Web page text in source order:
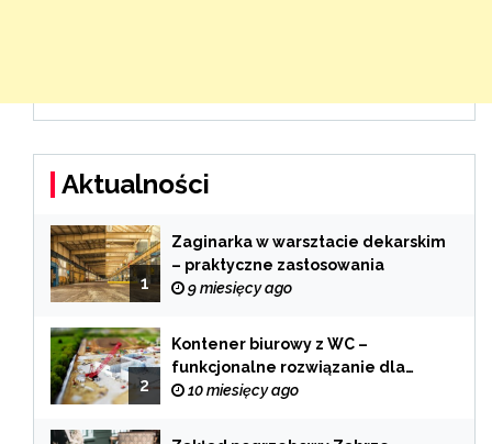
Aktualności
1
Zaginarka w warsztacie dekarskim
– praktyczne zastosowania
9 miesięcy ago
2
Kontener biurowy z WC –
funkcjonalne rozwiązanie dla
każdej branży
10 miesięcy ago